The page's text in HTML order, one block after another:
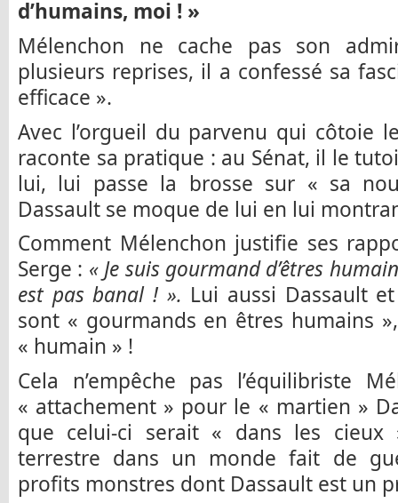
d’humains, moi ! »
Mélenchon ne cache pas son
plusieurs reprises, il a confessé sa
efficace ».
Avec l’orgueil du parvenu qui côtoie
raconte sa pratique : au Sénat, il le
lui, lui passe la brosse sur « sa
Dassault se moque de lui en lui
Comment Mélenchon justifie ses
Serge : « Je suis gourmand d’êtres
est pas banal ! ». Lui aussi Dassault
sont « gourmands en êtres humains
« humain » !
Cela n’empêche pas l’équilibriste
« attachement » pour le « martien »
que celui-ci serait « dans les
terrestre dans un monde fait de
profits monstres dont Dassault est un